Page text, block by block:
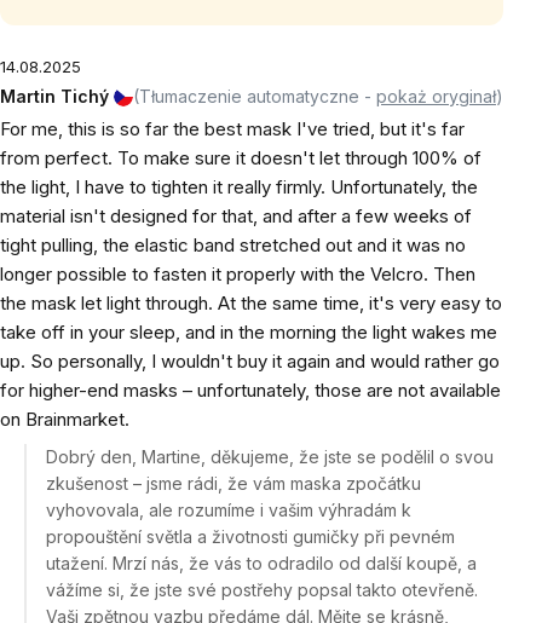
14.08.2025
Martin Tichý (Tłumaczenie automatyczne - pokaż oryginał)
For me, this is so far the best mask I've tried, but it's far
from perfect. To make sure it doesn't let through 100% of
the light, I have to tighten it really firmly. Unfortunately, the
material isn't designed for that, and after a few weeks of
tight pulling, the elastic band stretched out and it was no
longer possible to fasten it properly with the Velcro. Then
the mask let light through. At the same time, it's very easy to
take off in your sleep, and in the morning the light wakes me
up. So personally, I wouldn't buy it again and would rather go
for higher-end masks – unfortunately, those are not available
on Brainmarket.
Dobrý den, Martine, děkujeme, že jste se podělil o svou
zkušenost – jsme rádi, že vám maska zpočátku
vyhovovala, ale rozumíme i vašim výhradám k
propouštění světla a životnosti gumičky při pevném
utažení. Mrzí nás, že vás to odradilo od další koupě, a
vážíme si, že jste své postřehy popsal takto otevřeně.
Vaši zpětnou vazbu předáme dál. Mějte se krásně,